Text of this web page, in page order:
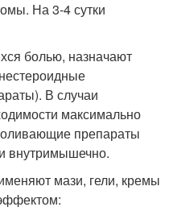
На 3-4 сутки
болью, назначают
В случаи
максимально
препараты
внутримышечно.
мази, гели, кремы